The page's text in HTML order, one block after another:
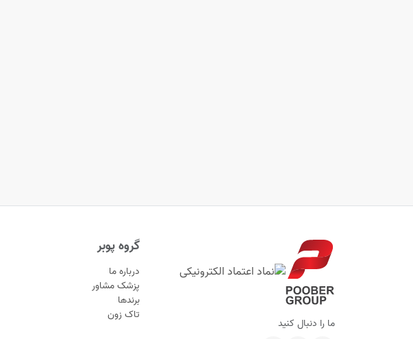
ما را دنبال کنید
گروه پوبر
درباره ما
پزشک مشاور
برندها
تاک زون